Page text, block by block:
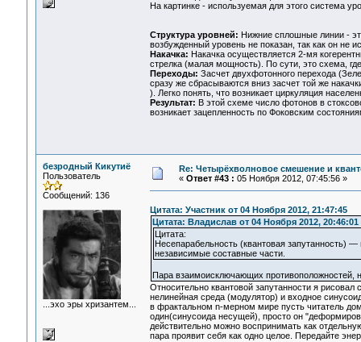
На картинке - используемая для этого система
Структура уровней: Нижние сплошные линии -
возбужденный уровень не показан, так как он
Накачка: Накачка осуществляется 2-мя
стрелка (малая мощность). По сути, это схема,
Переходы: Засчет двухфотонного перехода
сразу же сбрасываются вниз засчет той же
). Легко понять, что возникает циркуляция
Результат: В этой схеме число фотонов в
возникает зацепленность по Фоковским
безродный Кикутиё
Пользователь
Сообщений: 136
...эхо эры хризантем...
Re: Четырёхволновое смешение и
« Ответ #43 : 05 Ноября 2012, 07:45:56 »
Цитата: Участник от 04 Ноября 2012, 21:47:45
Цитата: Владислав от 04 Ноября 2012, 20:46:01
Цитата:
Несепарабельность (квантовая запутанность)
независимые составные части.
Пара взаимоисключающих противоположностей,
Относительно квантовой запутанности я
нелинейная среда (модулятор) и входное
в фрактальном n-мерном мире пусть читатель
один(синусоида несущей), просто он
действительно можно воспринимать как
пара проявит себя как одно целое. Передайте